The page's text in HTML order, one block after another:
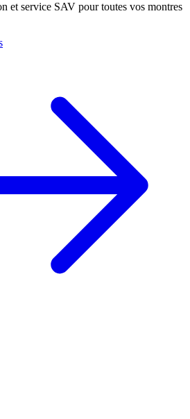
et service SAV pour toutes vos montres